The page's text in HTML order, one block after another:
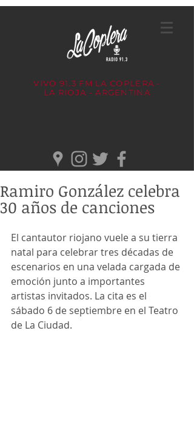
VIVO 91.3 FM LA COPLERA -
LA RIOJA - ARGENTINA
Ramiro González celebra
30 años de canciones
El cantautor riojano vuele a su tierra
natal para celebrar tres décadas de
escenarios en una velada cargada de
emoción junto a importantes
artistas invitados. La cita es el
sábado 6 de septiembre en el Teatro
de La Ciudad.